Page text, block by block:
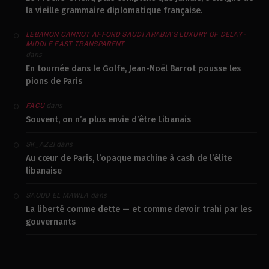
la vieille grammaire diplomatique française.
LEBANON CANNOT AFFORD SAUDI ARABIA’S LUXURY OF DELAY -
MIDDLE EAST TRANSPARENT
dans
En tournée dans le Golfe, Jean-Noël Barrot pousse les
pions de Paris
FACUdans
Souvent, on n’a plus envie d’être Libanais
SK_AZZIdans
Au cœur de Paris, l’opaque machine à cash de l’élite
libanaise
SAOUD EL MAWLA dans
La liberté comme dette — et comme devoir trahi par les
gouvernants